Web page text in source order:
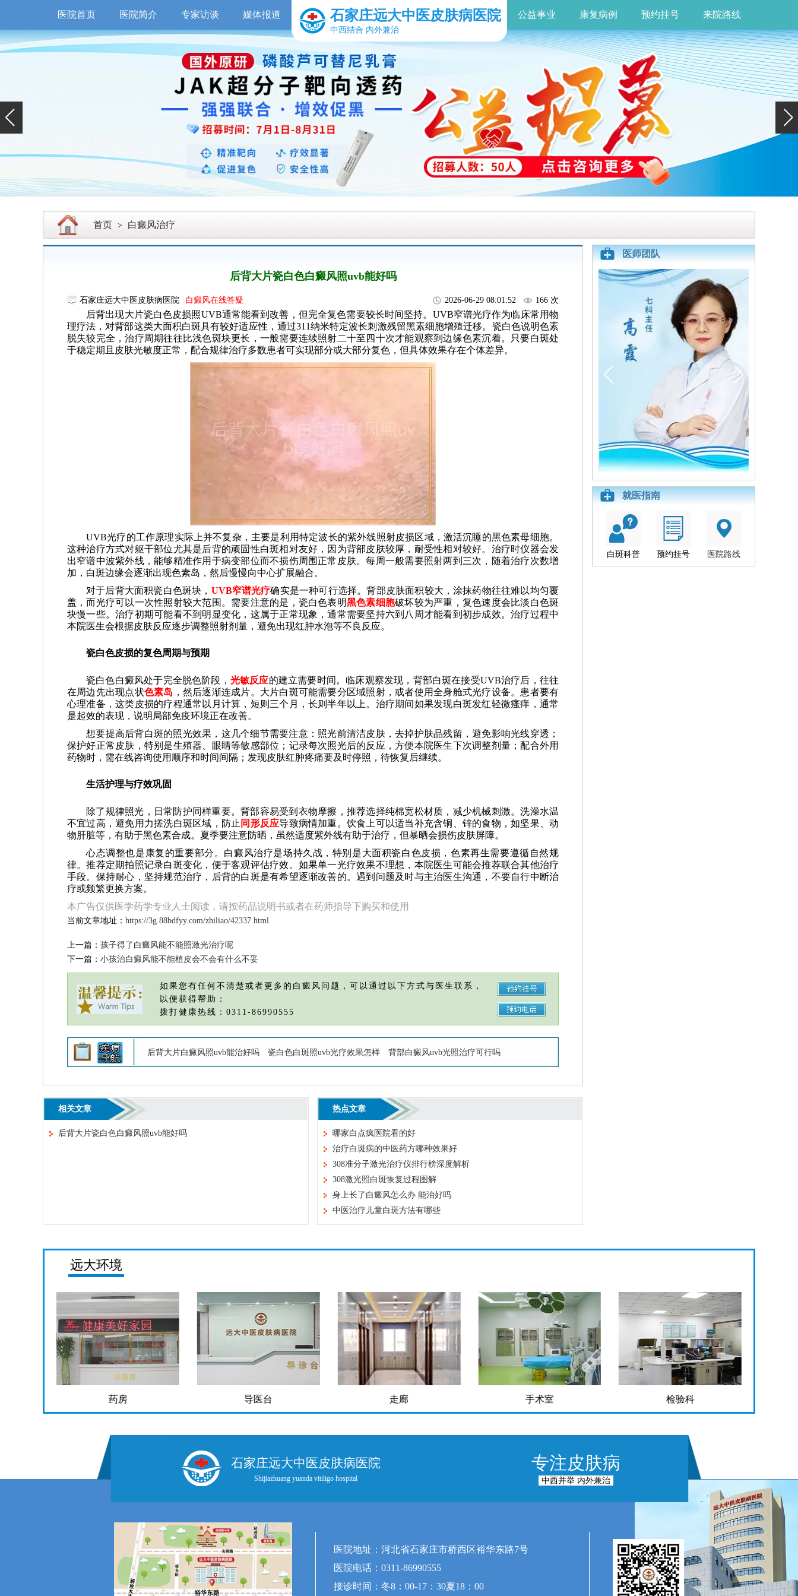
医院首页 医院简介 专家访谈 媒体报道 石家庄远大中医皮肤病医院
中西结合 内外兼治
公益事业 康复病例 预约挂号 来院路线
首页 > 白癜风治疗
后背大片瓷白色白癜风照uvb能好吗
石家庄远大中医皮肤病医院 白癜风在线答疑 2026-06-29 08:01:52 166 次
后背出现大片瓷白色皮损照UVB通常能看到改善，但完全复色需要较长时间坚持。UVB窄谱光疗作为临床常用物
理疗法，对背部这类大面积白斑具有较好适应性，通过311纳米特定波长刺激残留黑素细胞增殖迁移。瓷白色说明色素
脱失较完全，治疗周期往往比浅色斑块更长，一般需要连续照射二十至四十次才能观察到边缘色素沉着。只要白斑处
于稳定期且皮肤光敏度正常，配合规律治疗多数患者可实现部分或大部分复色，但具体效果存在个体差异。
UVB光疗的工作原理实际上并不复杂，主要是利用特定波长的紫外线照射皮损区域，激活沉睡的黑色素母细胞。
这种治疗方式对躯干部位尤其是后背的顽固性白斑相对友好，因为背部皮肤较厚，耐受性相对较好。治疗时仪器会发
出窄谱中波紫外线，能够精准作用于病变部位而不损伤周围正常皮肤。每周一般需要照射两到三次，随着治疗次数增
加，白斑边缘会逐渐出现色素岛，然后慢慢向中心扩展融合。
对于后背大面积瓷白色斑块， UVB窄谱光疗确实是一种可行选择。背部皮肤面积较大，涂抹药物往往难以均匀覆
盖，而光疗可以一次性照射较大范围。需要注意的是，瓷白色表明黑色素细胞破坏较为严重，复色速度会比淡白色斑
块慢一些。治疗初期可能看不到明显变化，这属于正常现象，通常需要坚持六到八周才能看到初步成效。治疗过程中
本院医生会根据皮肤反应逐步调整照射剂量，避免出现红肿水泡等不良反应。
瓷白色皮损的复色周期与预期
瓷白色白癜风处于完全脱色阶段， 光敏反应的建立需要时间。临床观察发现，背部白斑在接受UVB治疗后，往往
在周边先出现点状色素岛 ，然后逐渐连成片。大片白斑可能需要分区域照射，或者使用全身舱式光疗设备。患者要有
心理准备，这类皮损的疗程通常以月计算，短则三个月，长则半年以上。治疗期间如果发现白斑发红轻微瘙痒，通常
是起效的表现，说明局部免疫环境正在改善。
想要提高后背白斑的照光效果，这几个细节需要注意：照光前清洁皮肤，去掉护肤品残留，避免影响光线穿透；
保护好正常皮肤，特别是生殖器、眼睛等敏感部位；记录每次照光后的反应，方便本院医生下次调整剂量；配合外用
药物时，需在线咨询使用顺序和时间间隔；发现皮肤红肿疼痛要及时停照，待恢复后继续。
生活护理与疗效巩固
除了规律照光，日常防护同样重要。背部容易受到衣物摩擦，推荐选择纯棉宽松材质，减少机械刺激。洗澡水温
不宜过高，避免用力搓洗白斑区域，防止 同形反应导致病情加重。饮食上可以适当补充含铜、锌的食物，如坚果、动
物肝脏等，有助于黑色素合成。夏季要注意防晒，虽然适度紫外线有助于治疗，但暴晒会损伤皮肤屏障。
心态调整也是康复的重要部分。白癜风治疗是场持久战，特别是大面积瓷白色皮损，色素再生需要遵循自然规
律。推荐定期拍照记录白斑变化，便于客观评估疗效。如果单一光疗效果不理想，本院医生可能会推荐联合其他治疗
手段。保持耐心，坚持规范治疗，后背的白斑是有希望逐渐改善的。遇到问题及时与主治医生沟通，不要自行中断治
疗或频繁更换方案。
本广告仅供医学药学专业人士阅读，请按药品说明书或者在药师指导下购买和使用
当前文章地址： https://3g.88bdfyy.com/zhiliao/42337.html
上一篇： 孩子得了白癜风能不能照激光治疗呢
下一篇： 小孩治白癜风能不能植皮会不会有什么不妥
如果您有任何不清楚或者更多的白癜风问题，可以通过以下方式与医生联系，
以便获得帮助：
拨打健康热线：0311-86990555
后背大片白癜风照uvb能治好吗 瓷白色白斑照uvb光疗效果怎样 背部白癜风uvb光照治疗可行吗
相关文章
后背大片瓷白色白癜风照uvb能好吗
热点文章
哪家白点疯医院看的好
治疗白斑病的中医药方哪种效果好
308准分子激光治疗仪排行榜深度解析
308激光照白斑恢复过程图解
身上长了白癜风怎么办 能治好吗
中医治疗儿童白斑方法有哪些
医师团队
就医指南
白斑科普 预约挂号 医院路线
远大环境
药房 导医台 走廊 手术室 检验科
石家庄远大中医皮肤病医院
Shijiazhuang yuanda vitiligo hospital
专注皮肤病
中西并举 内外兼治
医院地址：河北省石家庄市桥西区裕华东路7号
医院电话：0311-86990555
接诊时间：冬8：00-17：30夏18：00